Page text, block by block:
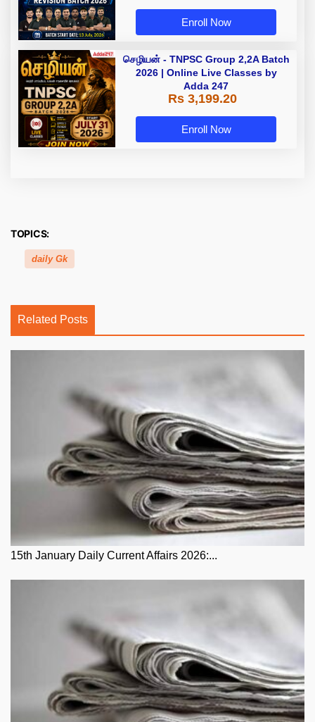
Enroll Now
செழியன் - TNPSC Group 2,2A Batch
2026 | Online Live Classes by
Adda 247
Rs 3,199.20
Enroll Now
TOPICS:
daily Gk
Related Posts
15th January Daily Current Affairs 2026:...